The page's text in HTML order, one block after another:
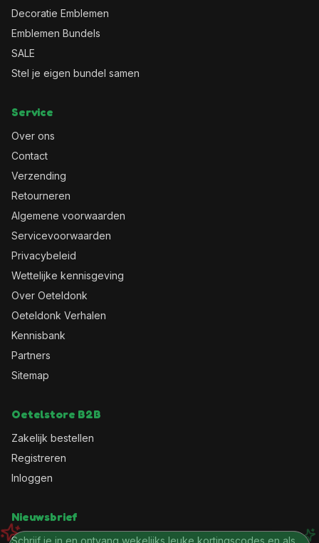
Decoratie Emblemen
Emblemen Bundels
SALE
Stel je eigen bundel samen
Service
Over ons
Contact
Verzending
Retourneren
Algemene voorwaarden
Servicevoorwaarden
Privacybeleid
Wettelijke kennisgeving
Over Oeteldonk
Oeteldonk Verhalen
Kennisbank
Partners
Sitemap
Oetelstore B2B
Zakelijk bestellen
Registreren
Inloggen
Nieuwsbrief
Schrijf je in en ontvang wekelijks leuke kortingscodes en als